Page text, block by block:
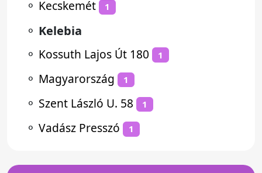
⚬ Kecskemét 1
⚬ Kelebia
⚬ Kossuth Lajos Út 180 1
⚬ Magyarország 1
⚬ Szent László U. 58 1
⚬ Vadász Presszó 1